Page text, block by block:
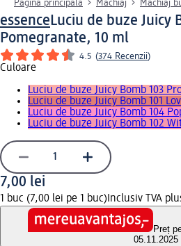
Pagina principală Machiaj Machiaj
essenceLuciu de buze Juicy
Pomegranate, 10 ml
4.5 (374 Recenzii)
Culoare
Luciu de buze Juicy Bomb 103
Luciu de buze Juicy Bomb 101
Luciu de buze Juicy Bomb 104
Luciu de buze Juicy Bomb 102
7,00 lei
1 buc (7,00 lei pe 1 buc) Inclusiv TVA
Preț
05.11.2025